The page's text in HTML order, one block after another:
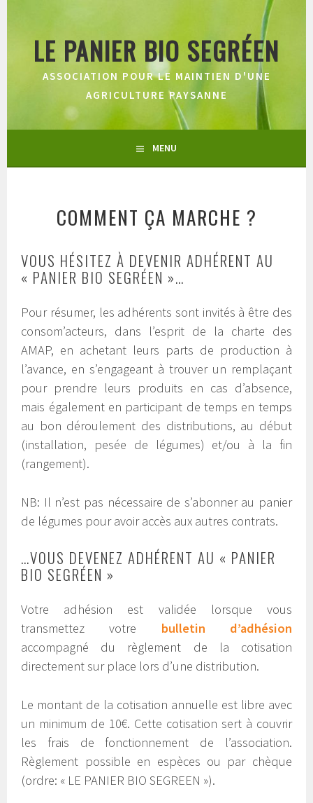
contenu
principalLE PANIER BIO SEGRÉEN
ASSOCIATION POUR LE MAINTIEN D'UNE
AGRICULTURE PAYSANNE
MENU
COMMENT ÇA MARCHE ?
VOUS HÉSITEZ À DEVENIR ADHÉRENT AU
« PANIER BIO SEGRÉEN »…
Pour résumer, les adhérents sont invités à être des
consom’acteurs, dans l’esprit de la charte des
AMAP, en achetant leurs parts de production à
l’avance, en s’engageant à trouver un remplaçant
pour prendre leurs produits en cas d’absence,
mais également en participant de temps en temps
au bon déroulement des distributions, au début
(installation, pesée de légumes) et/ou à la fin
(rangement).
NB: Il n’est pas nécessaire de s’abonner au panier
de légumes pour avoir accès aux autres contrats.
…VOUS DEVENEZ ADHÉRENT AU « PANIER
BIO SEGRÉEN »
Votre adhésion est validée lorsque vous
transmettez votre bulletin d’adhésion
accompagné du règlement de la cotisation
directement sur place lors d’une distribution.
Le montant de la cotisation annuelle est libre avec
un minimum de 10€. Cette cotisation sert à couvrir
les frais de fonctionnement de l’association.
Règlement possible en espèces ou par chèque
(ordre: « LE PANIER BIO SEGREEN »).